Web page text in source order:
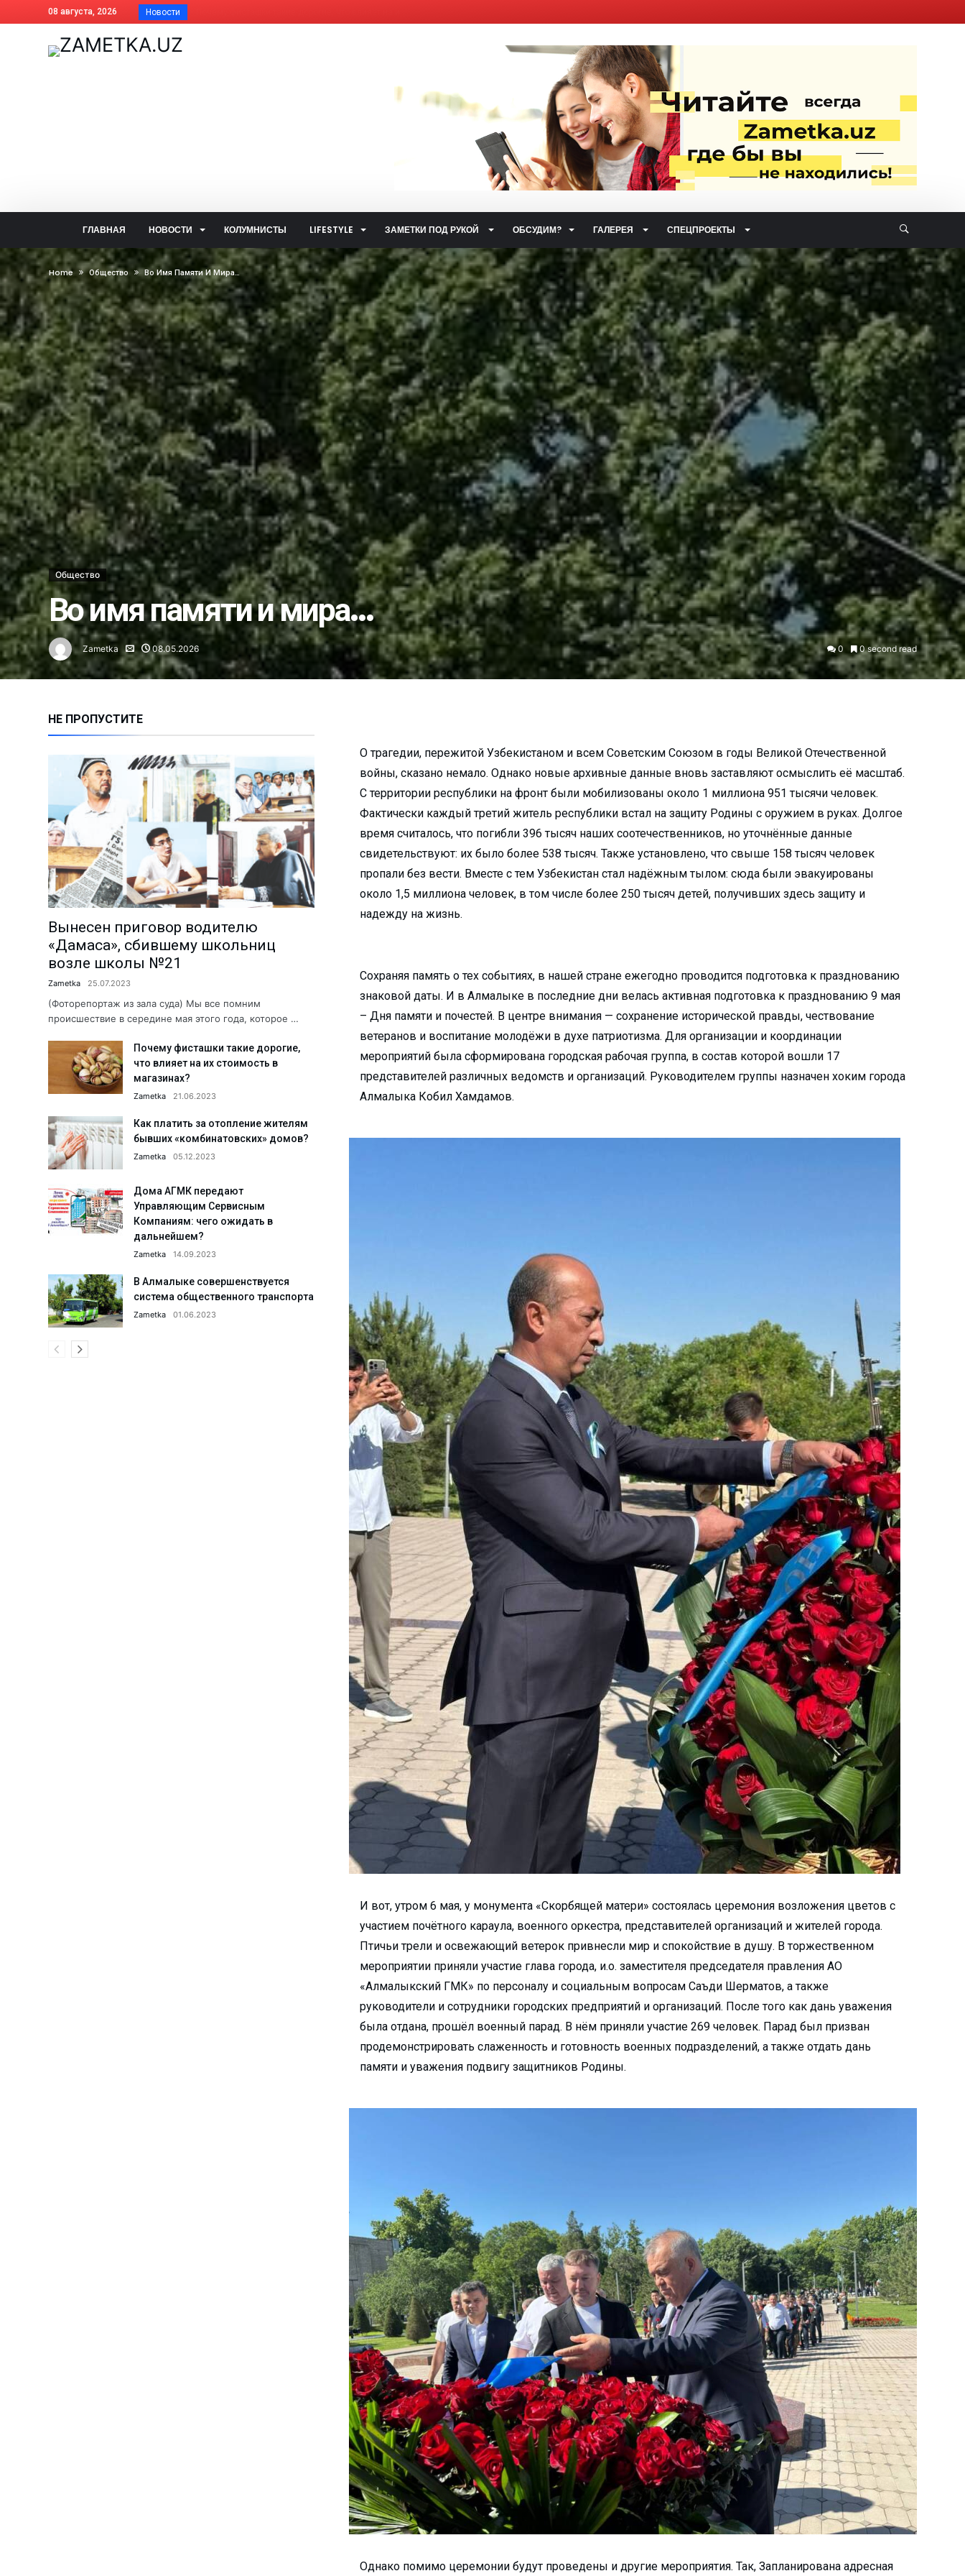
08 августа, 2026 Новости
Незнание закона не освобождает от ответственно...
— Алло, кто говорит? — Душа!...
Две стороны одной медали: что такое контактный...
В голосовании «Открытого бюджета» по...
Ветеринары США поделились опытом с коллегами и...
В операционной и за её пределами…...
Стань моим поручителем и получишь «золоты...
Украли бульдозер…...
Несостоявшееся трудоустройство или… чуда снова...
Каждый ли выпускник может стать студентом?...
Школе гимнастики — новый облик...
Хоким Алмалыка поздравил горожан с Днём незави...
Услуги бывают разные…...
Новый штамм оспы обезьян у человека: что нужно...
Как в Алмалыке возводят жилые комплексы...
Вместо 30 депутатов в Алмалыке изберут 25...
Получили срок за ограбление несовершеннолетних...
Что мы знаем о Законе о государственной службе...
Алмалыкчане чаще жалуются на неубранные дворы…...
Сколько инвестиций привлечено в Алмалык?...
Чем занимается лидер молодёжи?...
Миграция: где работают и сколько зарабатывают ...
Анализ причин пожаров за 1 полугодие...
На АГМК налажено новое производство...
Познать мир и найти в нём себя…...
Избран новый председатель Алмалыкского РКЦ...
Депутаты выслушали обращение хокима...
Поддержка молодёжных инициатив...
«Количество часов тренировок прямо пропор...
Что делается для сохранения экологии?...
Когда вместо рыбы — предоставляют удочку...
Хранители народной культуры...
Б. Мирзаев: «Дайте нам время, и мы взраст...
Как летом избежать пищевых отравлений?...
Юбилей в кругу коллег: Сапарали Туракулову ...
Пришкольные лагеря: познавательный досуг и общ...
Здравствуйте, Пушкин!...
Обращение к жителям Ташкентской области...
Работники АО «Аммофос-Максам» отмети...
А была ли самозащита? Подробности расследовани...
Футбольная школа ПФК АГМК — преобразован...
Что сделано в 1 секторе города с начала года?...
Парку «Строитель» дали вторую жизнь!...
Поддельный сертификат до добра не довёл…...
Что делается для улучшения инфраструктуры маха...
АГМК: реализация мегапроекта — новый мет...
Что происходит в коллективах детских садов?...
Поддержка семьи и женщин: что сделано в 1 квар...
Женщин обучают профессиям бесплатно...
Новые предприятия — новые рабочие места...
С такими «земляками» и врагов не надо…...
20 проектов из Алмалыка — победители ...
Новое здание школы за полгода?Детали строитель...
Счастье — это то, чем нужно делиться…...
Угнал автомобиль и бросил в одном из дворов...
Прививка животных добровольна или обязательна?...
В какие страны из Алмалыка экспортировали прод...
Магистратура в Москве: всё, благодаря вере и п...
Социальный работник — профессия или приз...
Что входит в полномочия помощника хокима и лид...
Корейская диаспора Алмалыка встретила Восточны...
У людей почтенного возраста теперь есть свой Ц...
Более 380 женщин в Алмалыке получили охранный ...
В образовании важен международный опыт...
На что предпринимателям в Алмалыке выделяют кр...
Что делать в случае проблем с горячей водой и ...
Что на повестке профсоюза АО «Ammofos-Max...
Откуда в Алмалыке взялся лейшманиоз?...
Всё во имя интересов работников АГМК...
Доктор, я назову сына вашим именем…...
Есть такая профессия: эксперт-криминалист...
Короткое замыкание электропроводки привело к п...
Как подготовилось к зиме теплоснабжающее предп...
Что делается для предотвращения роста преступн...
«InnoWeek.uz-2023» площадка для прод...
Городской отдел юстиции отчитался о своей рабо...
Как в Алмалыке проходит внедрение альтернативн...
Как мы встретим холода с новыми УСК?...
ГЛАВНАЯ НОВОСТИ КОЛУМНИСТЫ LIFESTYLE ЗАМЕТКИ ПОД РУКОЙ ОБСУДИМ? ГАЛЕРЕЯ СПЕЦПРОЕКТЫ
Home Общество Во Имя Памяти И Мира…
Общество
Во имя памяти и мира…
Zametka 08.05.2026 0 0 second read
О трагедии, пережитой Узбекистаном и всем Советским Союзом в годы Великой Отечественной
войны, сказано немало. Однако новые архивные данные вновь заставляют осмыслить её масштаб.
С территории республики на фронт были мобилизованы около 1 миллиона 951 тысячи человек.
Фактически каждый третий житель республики встал на защиту Родины с оружием в руках. Долгое
время считалось, что погибли 396 тысяч наших соотечественников, но уточнённые данные
свидетельствуют: их было более 538 тысяч. Также установлено, что свыше 158 тысяч человек
пропали без вести. Вместе с тем Узбекистан стал надёжным тылом: сюда были эвакуированы
около 1,5 миллиона человек, в том числе более 250 тысяч детей, получивших здесь защиту и
надежду на жизнь.
Сохраняя память о тех событиях, в нашей стране ежегодно проводится подготовка к празднованию
знаковой даты. И в Алмалыке в последние дни велась активная подготовка к празднованию 9 мая
– Дня памяти и почестей. В центре внимания — сохранение исторической правды, чествование
ветеранов и воспитание молодёжи в духе патриотизма. Для организации и координации
мероприятий была сформирована городская рабочая группа, в состав которой вошли 17
представителей различных ведомств и организаций. Руководителем группы назначен хоким города
Алмалыка Кобил Хамдамов.
И вот, утром 6 мая, у монумента «Скорбящей матери» состоялась церемония возложения цветов с
участием почётного караула, военного оркестра, представителей организаций и жителей города.
Птичьи трели и освежающий ветерок привнесли мир и спокойствие в душу. В торжественном
мероприятии приняли участие глава города, и.о. заместителя председателя правления АО
«Алмалыкский ГМК» по персоналу и социальным вопросам Саъди Шерматов, а также
руководители и сотрудники городских предприятий и организаций. После того как дань уважения
была отдана, прошёл военный парад. В нём приняли участие 269 человек. Парад был призван
продемонстрировать слаженность и готовность военных подразделений, а также отдать дань
памяти и уважения подвигу защитников Родины.
Однако помимо церемонии будут проведены и другие мероприятия. Так, Запланирована адресная
НЕ ПРОПУСТИТЕ
Вынесен приговор водителю
«Дамаса», сбившему школьниц
возле школы №21
Zametka 25.07.2023
(Фоторепортаж из зала суда) Мы все помним
происшествие в середине мая этого года, которое …
Почему фисташки такие дорогие,
что влияет на их стоимость в
магазинах?
Zametka 21.06.2023
Как платить за отопление жителям
бывших «комбинатовских» домов?
Zametka 05.12.2023
Дома АГМК передают
Управляющим Сервисным
Компаниям: чего ожидать в
дальнейшем?
Zametka 14.09.2023
В Алмалыке совершенствуется
система общественного транспорта
Zametka 01.06.2023